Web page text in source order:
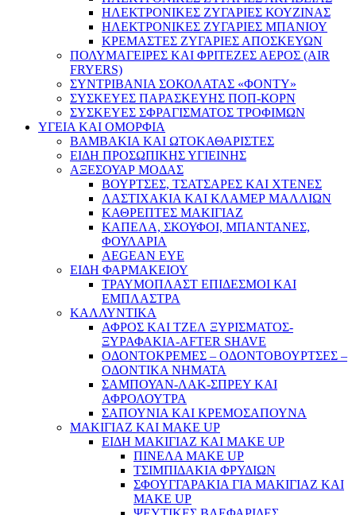
ΗΛΕΚΤΡΟΝΙΚΕΣ ΖΥΓΑΡΙΕΣ ΚΟΥΖΙΝΑΣ
ΗΛΕΚΤΡΟΝΙΚΕΣ ΖΥΓΑΡΙΕΣ ΜΠΑΝΙΟΥ
ΚΡΕΜΑΣΤΕΣ ΖΥΓΑΡΙΕΣ ΑΠΟΣΚΕΥΩΝ
ΠΟΛΥΜΑΓΕΙΡΕΣ ΚΑΙ ΦΡΙΤΕΖΕΣ ΑΕΡΟΣ (AIR
FRYERS)
ΣΥΝΤΡΙΒΑΝΙΑ ΣΟΚΟΛΑΤΑΣ «ΦΟΝΤΥ»
ΣΥΣΚΕΥΕΣ ΠΑΡΑΣΚΕΥΗΣ ΠΟΠ-ΚΟΡΝ
ΣΥΣΚΕΥΕΣ ΣΦΡΑΓΙΣΜΑΤΟΣ ΤΡΟΦΙΜΩΝ
ΥΓΕΙΑ ΚΑΙ ΟΜΟΡΦΙΑ
ΒΑΜΒΑΚΙΑ ΚΑΙ ΩΤΟΚΑΘΑΡΙΣΤΕΣ
ΕΙΔΗ ΠΡΟΣΩΠΙΚΗΣ ΥΓΙΕΙΝΗΣ
ΑΞΕΣΟΥΑΡ ΜΟΔΑΣ
ΒΟΥΡΤΣΕΣ, ΤΣΑΤΣΑΡΕΣ ΚΑΙ ΧΤΕΝΕΣ
ΛΑΣΤΙΧΑΚΙΑ ΚΑΙ ΚΛΑΜΕΡ ΜΑΛΛΙΩΝ
ΚΑΘΡΕΠΤΕΣ ΜΑΚΙΓΙΑΖ
ΚΑΠΕΛΑ, ΣΚΟΥΦΟΙ, ΜΠΑΝΤΑΝΕΣ,
ΦΟΥΛΑΡΙΑ
AEGEAN EYE
ΕΙΔΗ ΦΑΡΜΑΚΕΙΟΥ
ΤΡΑΥΜΟΠΛΑΣΤ ΕΠΙΔΕΣΜΟΙ ΚΑΙ
ΕΜΠΛΑΣΤΡΑ
ΚΑΛΛΥΝΤΙΚΑ
ΑΦΡΟΣ ΚΑΙ ΤΖΕΛ ΞΥΡΙΣΜΑΤΟΣ-
ΞΥΡΑΦΑΚΙΑ-AFTER SHAVE
ΟΔΟΝΤΟΚΡΕΜΕΣ – ΟΔΟΝΤΟΒΟΥΡΤΣΕΣ –
ΟΔΟΝΤΙΚΑ ΝΗΜΑΤΑ
ΣΑΜΠΟΥΑΝ-ΛΑΚ-ΣΠΡΕΥ ΚΑΙ
ΑΦΡΟΛΟΥΤΡΑ
ΣΑΠΟΥΝΙΑ ΚΑΙ ΚΡΕΜΟΣΑΠΟΥΝΑ
ΜΑΚΙΓΙΑΖ ΚΑΙ MAKE UP
ΕΙΔΗ ΜΑΚΙΓΙΑΖ ΚΑΙ MAKE UP
ΠΙΝΕΛΑ MAKE UP
ΤΣΙΜΠΙΔΑΚΙΑ ΦΡΥΔΙΩΝ
ΣΦΟΥΓΓΑΡΑΚΙΑ ΓΙΑ ΜΑΚΙΓΙΑZ ΚΑΙ
MAKE UP